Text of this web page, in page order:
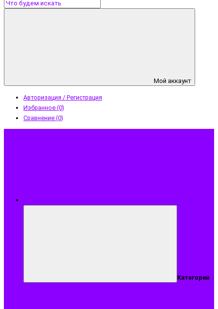
Мой аккаунт
Авторизация / Регистрация
Избранное (0)
Сравнение (0)
Категории